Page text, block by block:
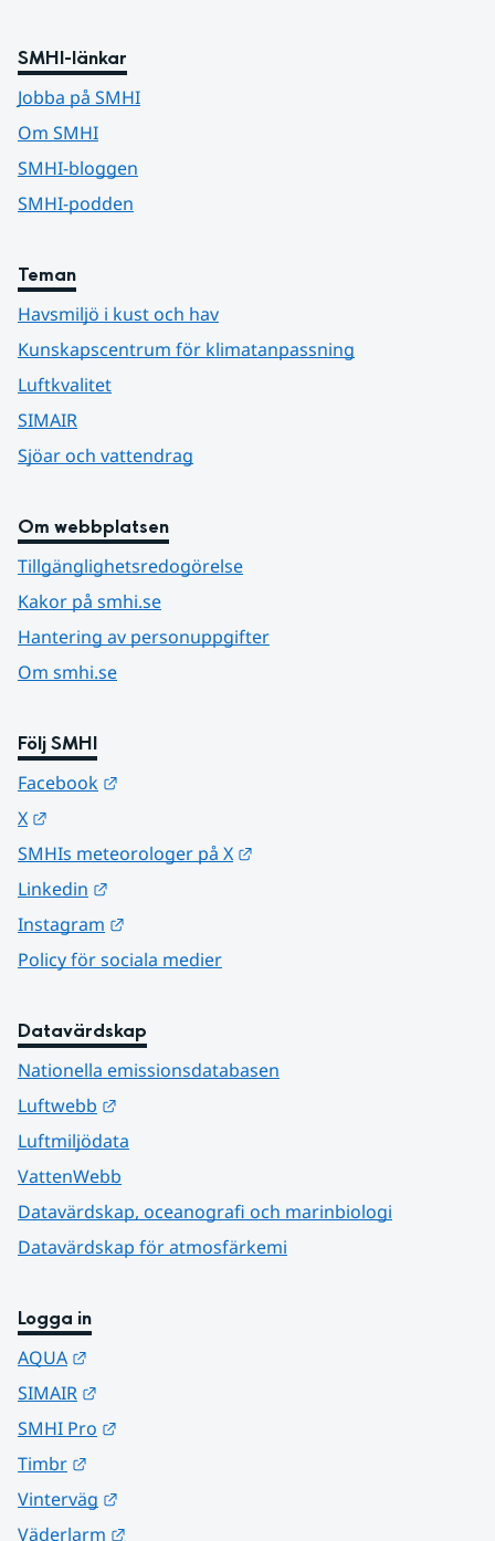
SMHI-länkar
Jobba på SMHI
Om SMHI
SMHI-bloggen
SMHI-podden
Teman
Havsmiljö i kust och hav
Kunskapscentrum för klimatanpassning
Luftkvalitet
SIMAIR
Sjöar och vattendrag
Om webbplatsen
Tillgänglighetsredogörelse
Kakor på smhi.se
Hantering av personuppgifter
Om smhi.se
Följ SMHI
Facebook
X
SMHIs meteorologer på X
Linkedin
Instagram
Policy för sociala medier
Datavärdskap
Nationella emissionsdatabasen
Luftwebb
Luftmiljödata
VattenWebb
Datavärdskap, oceanografi och marinbiologi
Datavärdskap för atmosfärkemi
Logga in
AQUA
SIMAIR
SMHI Pro
Timbr
Vinterväg
Väderlarm